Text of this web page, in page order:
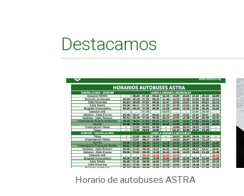
Destacamos
Horario de autobuses ASTRA